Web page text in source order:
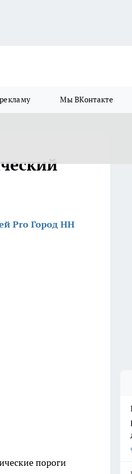
Мы ВКонтакте
Pro Город НН
пороги